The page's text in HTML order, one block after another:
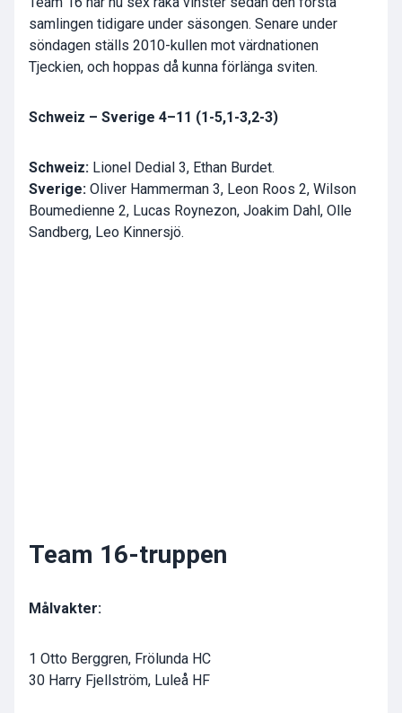
samlingen tidigare under säsongen. Senare under
söndagen ställs 2010-kullen mot värdnationen
Tjeckien, och hoppas då kunna förlänga sviten.
Schweiz – Sverige 4–11 (1-5,1-3,2-3)
Schweiz: Lionel Dedial 3, Ethan Burdet.
Sverige: Oliver Hammerman 3, Leon Roos 2, Wilson
Boumedienne 2, Lucas Roynezon, Joakim Dahl, Olle
Sandberg, Leo Kinnersjö.
Team 16-truppen
Målvakter:
1 Otto Berggren, Frölunda HC
30 Harry Fjellström, Luleå HF